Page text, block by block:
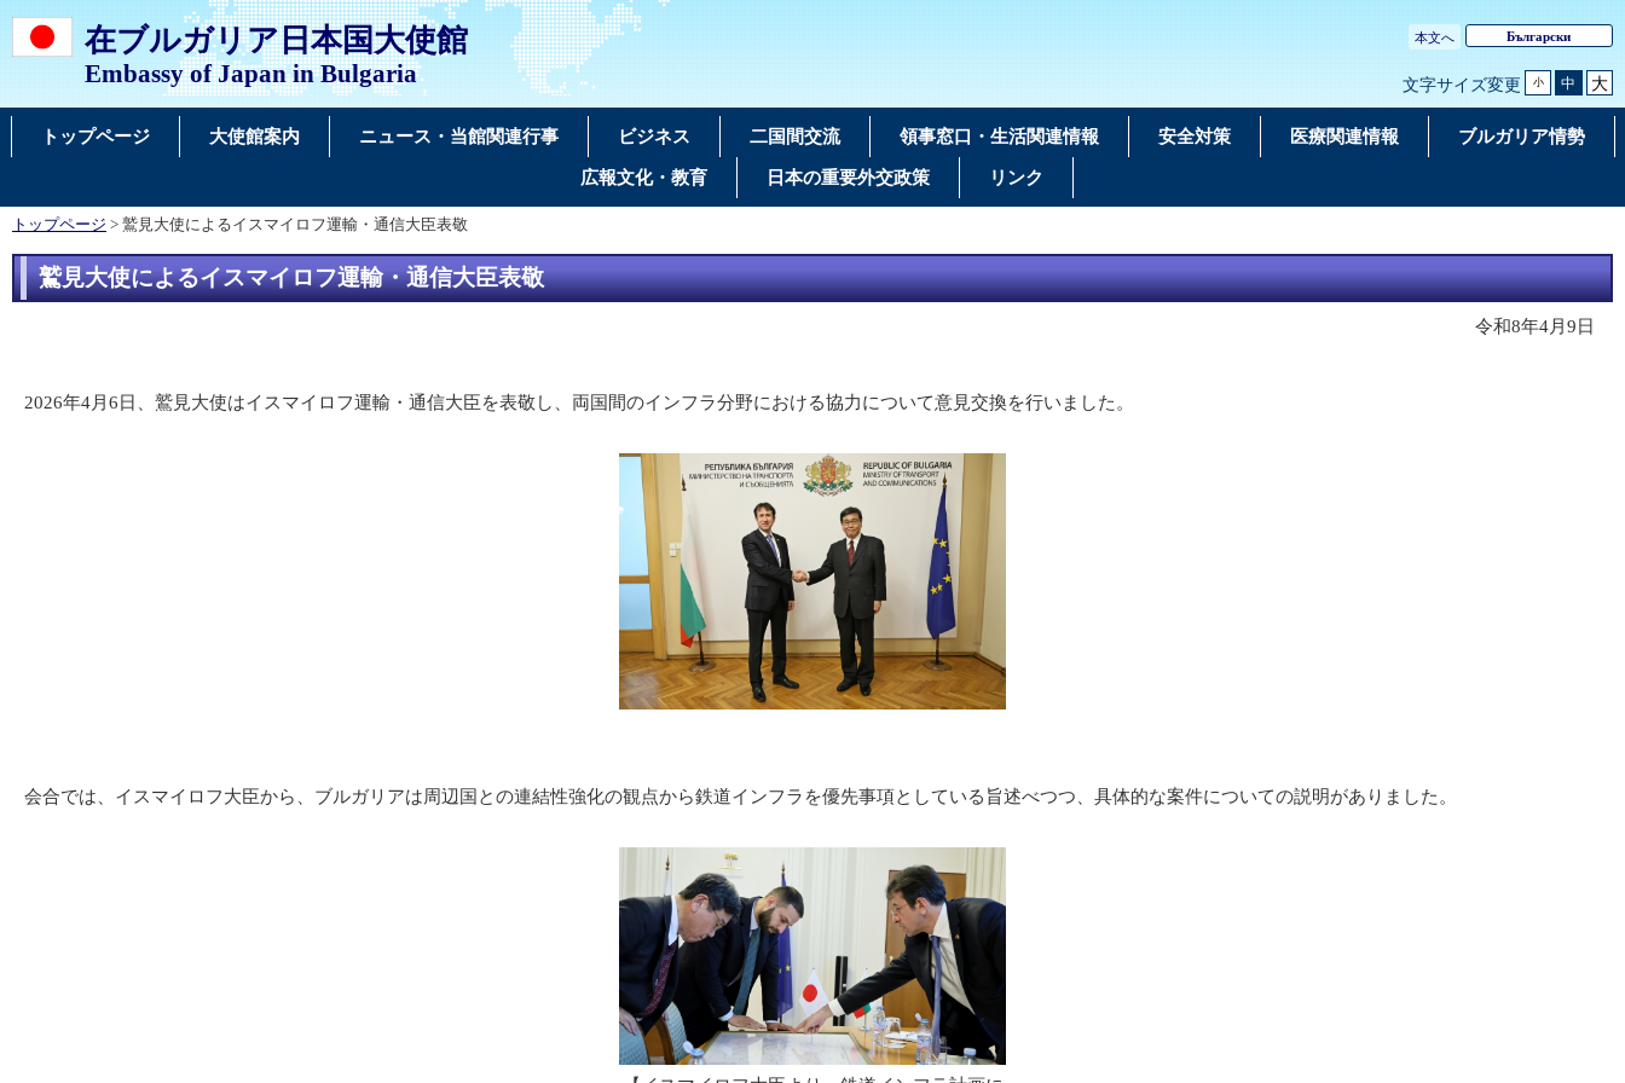
在ブルガリア日本国大使館
Embassy of Japan in Bulgaria
本文へ Български
文字サイズ変更 小 中 大
トップページ 大使館案内 ニュース・当館関連行事 ビジネス 二国間交流 領事窓口・生活関連情報 安全対策 医療関連情報 ブルガリア情勢
広報文化・教育 日本の重要外交政策 リンク
トップページ > 鷲見大使によるイスマイロフ運輸・通信大臣表敬
鷲見大使によるイスマイロフ運輸・通信大臣表敬
令和8年4月9日
2026年4月6日、鷲見大使はイスマイロフ運輸・通信大臣を表敬し、両国間のインフラ分野における協力について意見交換を行いました。
会合では、イスマイロフ大臣から、ブルガリアは周辺国との連結性強化の観点から鉄道インフラを優先事項としている旨述べつつ、具体的な案件についての説明がありました。